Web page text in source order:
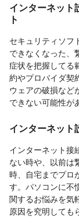
インターネット
ト
セキュリティソフ
できなくなった、
症状を把握してる
約やプロバイダ契
ウェアの破損など
できない可能性が
インターネット
インターネット接
ない時や、以前は
時、自宅までプロ
す。パソコンに不
関するお悩みを気
原因を究明しても